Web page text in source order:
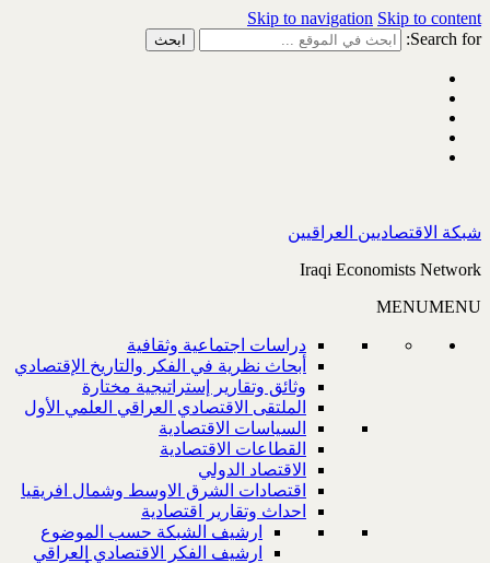
Skip to navigation Skip to content
Search for:
شبكة الاقتصاديين العراقيين
Iraqi Economists Network
MENUMENU
دراسات اجتماعية وثقافية
أبحاث نظرية في الفكر والتاريخ الإقتصادي
وثائق وتقارير إستراتيجية مختارة
الملتقى الاقتصادي العراقي العلمي الأول
السياسات الاقتصادية
القطاعات الاقتصادية
الاقتصاد الدولي
اقتصادات الشرق الاوسط وشمال افريقيا
احداث وتقارير اقتصادية
ارشيف الشبكة حسب الموضوع
ارشيف الفكر الاقتصادي العراقي